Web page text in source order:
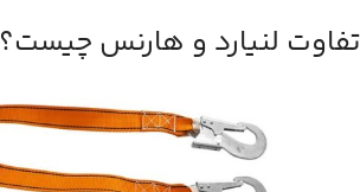
تفاوت لنیارد و هارنس چیست؟